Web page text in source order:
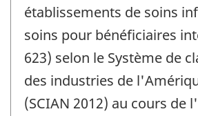
établissements de soins
soins pour bénéficiaires
623) selon le Système de
des industries de
(SCIAN 2012) au cours de